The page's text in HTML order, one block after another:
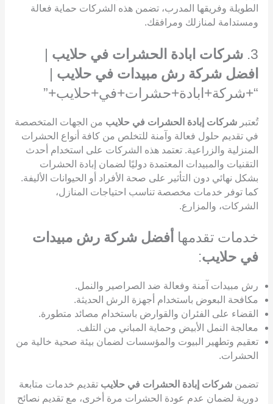
الطويلة وفريقها المدرب، تضمن هذه الشركات حماية فعالة
ومستدامة لمنازلك ومرافقك.
3. شركات ابادة الحشرات في حلايب |
افضل شركة رش مبيدات في حلايب |
“+شركة+ابادة+حشرات+في+حلايب+”
تُعتبر شركات إبادة الحشرات في حلايب من الجهات المتخصصة
في تقديم حلول فعالة وآمنة للتخلص من كافة أنواع الحشرات
المنزلية والزراعية. تعتمد هذه الشركات على استخدام أحدث
التقنيات والمبيدات المعتمدة دوليًا لضمان إبادة الحشرات
بشكل نهائي دون التأثير على صحة الأفراد أو الحيوانات الأليفة.
كما توفر خدمات مخصصة تناسب احتياجات المنازل،
الشركات، والمزارع.
خدمات تقدمها أفضل شركة رش مبيدات
في حلايب:
رش مبيدات آمنة وفعالة ضد الصراصير والنمل.
مكافحة البعوض باستخدام أجهزة الرش الحديثة.
القضاء على الفئران والقوارض باستخدام مصائد متطورة.
معالجة النمل الأبيض وحماية المباني من التلف.
تعقيم وتطهير البيوت والمؤسسات لضمان بيئة صحية خالية من
الحشرات.
تضمن شركات إبادة الحشرات في حلايب تقديم خدمات متابعة
دورية لضمان عدم عودة الحشرات مرة أخرى، مع تقديم نصائح